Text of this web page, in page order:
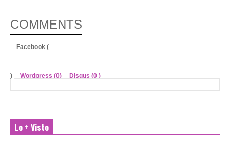
COMMENTS
Facebook (
) Wordpress (0) Disqus (0 )
Lo + Visto